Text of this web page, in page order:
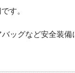
す。
ッグなど安全装